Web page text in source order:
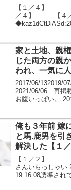
土下座。【４
【１／４】
／４】 【４／
れている（自...
家と土地、親
じた両方の親
われ、一気に
2017/06/132019/
2021/06/06 再掲
お腹いっぱい。
俺も３年前 嫁
と馬.鹿男を引
解決した【１／
【１／２】 【
さんいらっしゃい
19:16:08誘導され